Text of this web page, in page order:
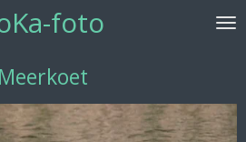
foto
Meerkoet